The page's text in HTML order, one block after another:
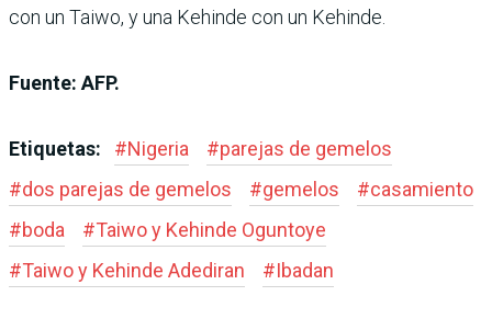
con un Taiwo, y una Kehinde con un Kehinde.
Fuente: AFP.
Etiquetas: #Nigeria #parejas de gemelos
#dos parejas de gemelos #gemelos #casamiento
#boda #Taiwo y Kehinde Oguntoye
#Taiwo y Kehinde Adediran #Ibadan